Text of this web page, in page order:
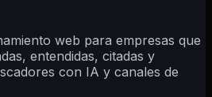
web para empresas que
entendidas, citadas y
con IA y canales de